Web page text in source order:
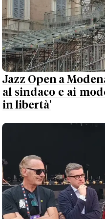
Jazz Open a
al sindaco e ai
in libertà'